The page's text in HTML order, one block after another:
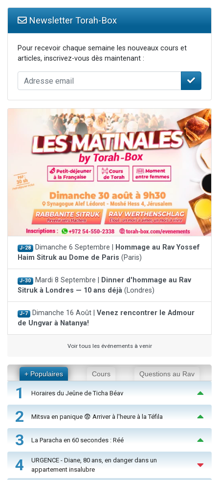
Newsletter Torah-Box
Pour recevoir chaque semaine les nouveaux cours et
articles, inscrivez-vous dès maintenant :
J-28 Dimanche 6 Septembre |
Hommage au Rav Yossef
Haim Sitruk au Dome de Paris (Paris)
J-30 Mardi 8 Septembre |
Dinner d'hommage au Rav
Sitruk à Londres — 10 ans déjà (Londres)
J-7 Dimanche 16 Août | Venez rencontrer le Admour
de Ungvar à Natanya!
Voir tous les événements à venir
+ Populaires Cours Questions au Rav
1 Horaires du Jeûne de Ticha Béav
2 Mitsva en panique 😨 Arriver à l'heure à la Téfila
3 La Paracha en 60 secondes : Réé
4
URGENCE - Diane, 80 ans, en danger dans un
appartement insalubre